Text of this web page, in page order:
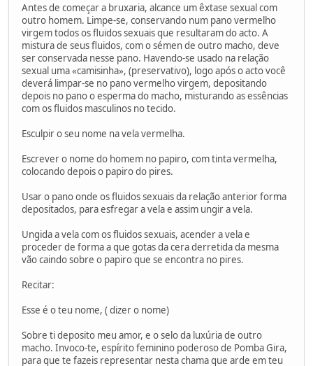
Antes de começar a bruxaria, alcance um êxtase sexual com
outro homem. Limpe-se, conservando num pano vermelho
virgem todos os fluidos sexuais que resultaram do acto. A
mistura de seus fluidos, com o sémen de outro macho, deve
ser conservada nesse pano. Havendo-se usado na relação
sexual uma «camisinha», (preservativo), logo após o acto você
deverá limpar-se no pano vermelho virgem, depositando
depois no pano o esperma do macho, misturando as essências
com os fluidos masculinos no tecido.
Esculpir o seu nome na vela vermelha.
Escrever o nome do homem no papiro, com tinta vermelha,
colocando depois o papiro do pires.
Usar o pano onde os fluidos sexuais da relação anterior forma
depositados, para esfregar a vela e assim ungir a vela.
Ungida a vela com os fluidos sexuais, acender a vela e
proceder de forma a que gotas da cera derretida da mesma
vão caindo sobre o papiro que se encontra no pires.
Recitar:
Esse é o teu nome, ( dizer o nome)
Sobre ti deposito meu amor, e o selo da luxúria de outro
macho. Invoco-te, espírito feminino poderoso de Pomba Gira,
para que te fazeis representar nesta chama que arde em teu